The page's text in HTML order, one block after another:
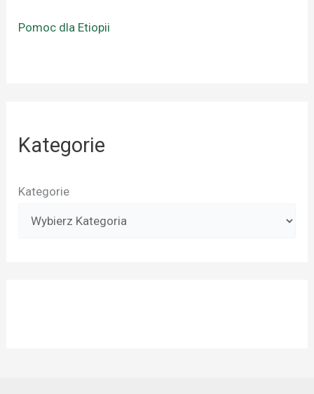
Pomoc dla Etiopii
Kategorie
Kategorie